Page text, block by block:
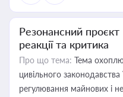
Резонансний
реакції та критика
Про що тема: Тема
цивільного
регулювання майнових і